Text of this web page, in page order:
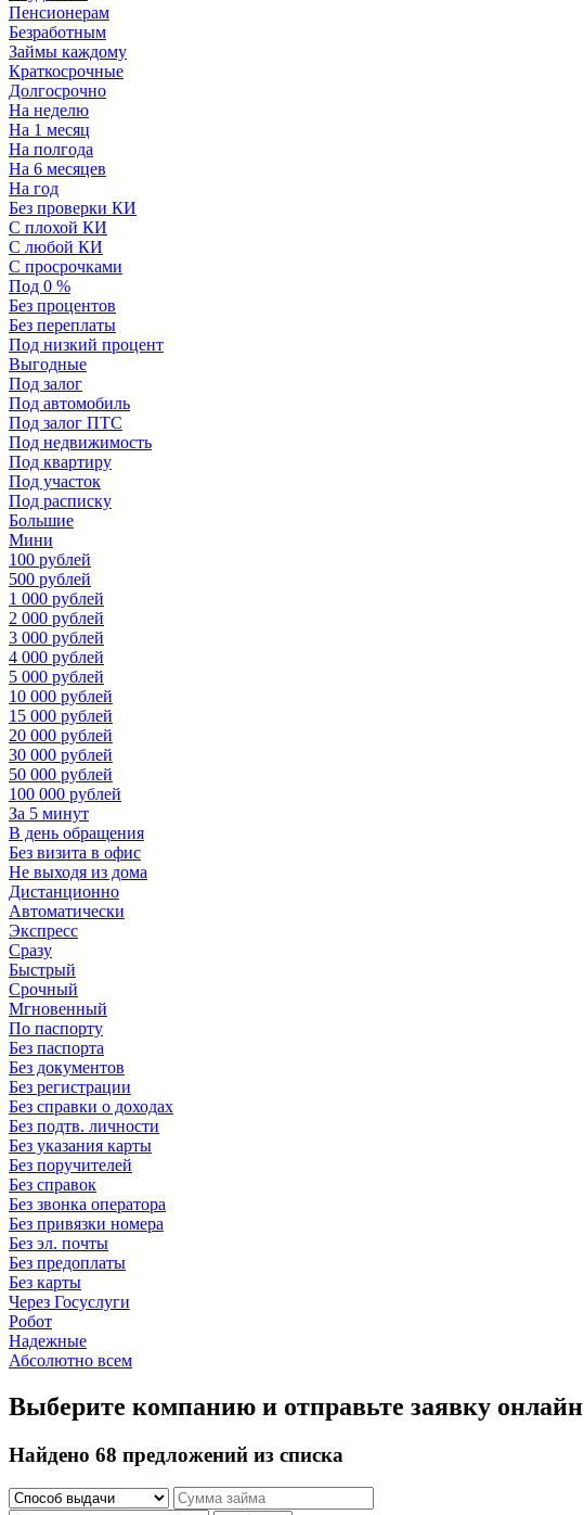
Пенсионерам
Безработным
Займы каждому
Краткосрочные
Долгосрочно
На неделю
На 1 месяц
На полгода
На 6 месяцев
На год
Без проверки КИ
С плохой КИ
С любой КИ
С просрочками
Под 0 %
Без процентов
Без переплаты
Под низкий процент
Выгодные
Под залог
Под автомобиль
Под залог ПТС
Под недвижимость
Под квартиру
Под участок
Под расписку
Большие
Мини
100 рублей
500 рублей
1 000 рублей
2 000 рублей
3 000 рублей
4 000 рублей
5 000 рублей
10 000 рублей
15 000 рублей
20 000 рублей
30 000 рублей
50 000 рублей
100 000 рублей
За 5 минут
В день обращения
Без визита в офис
Не выходя из дома
Дистанционно
Автоматически
Экспресс
Сразу
Быстрый
Срочный
Мгновенный
По паспорту
Без паспорта
Без документов
Без регистрации
Без справки о доходах
Без подтв. личности
Без указания карты
Без поручителей
Без справок
Без звонка оператора
Без привязки номера
Без эл. почты
Без предоплаты
Без карты
Через Госуслуги
Робот
Надежные
Абсолютно всем
Выберите компанию и отправьте заявку онлайн
Найдено 68 предложений из списка